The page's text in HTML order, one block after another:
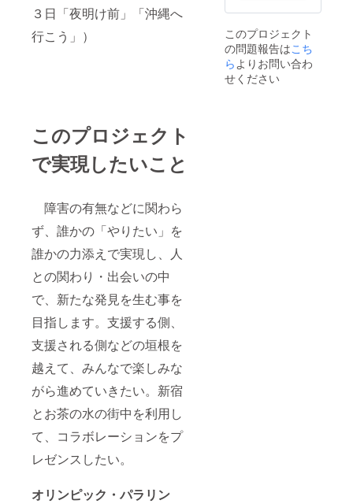
３日「夜明け前」「沖縄へ
行こう」）
このプロジェクト
で実現したいこと
障害の有無などに関わら
ず、誰かの「やりたい」を
誰かの力添えで実現し、人
との関わり・出会いの中
で、新たな発見を生む事を
目指します。支援する側、
支援される側などの垣根を
越えて、みんなで楽しみな
がら進めていきたい。新宿
とお茶の水の街中を利用し
て、コラボレーションをプ
レゼンスしたい。
オリンピック・パラリン
このプロジェクト
の問題報告はこち
ら よりお問い合わ
せください